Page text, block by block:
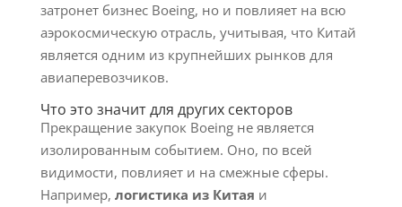
затронет бизнес Boeing, но и повлияет на всю
аэрокосмическую отрасль, учитывая, что Китай
является одним из крупнейших рынков для
авиаперевозчиков.
Что это значит для других секторов
Прекращение закупок Boeing не является
изолированным событием. Оно, по всей
видимости, повлияет и на смежные сферы.
Например, логистика из Китая и